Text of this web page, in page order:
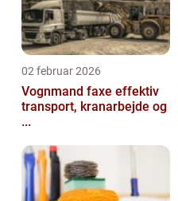
02 februar 2026
Vognmand faxe effektiv
transport, kranarbejde og
...